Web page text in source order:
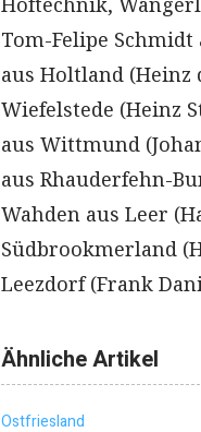
Tom-Felipe
aus Holtland (Heinz
Wiefelstede (Heinz
aus Wittmund
aus Rhauderfehn-
Wahden aus Leer
Südbrookmerland
Leezdorf (Frank
Ähnliche Artikel
Ostfriesland